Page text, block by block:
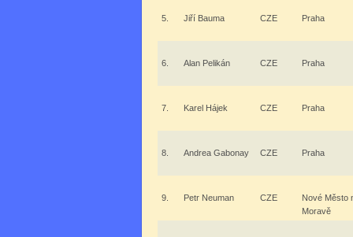
5. Jiří Bauma CZE Praha
6. Alan Pelikán CZE Praha
7. Karel Hájek CZE Praha
8. Andrea Gabonay CZE Praha
9. Petr Neuman CZE
Nové Město
Moravě